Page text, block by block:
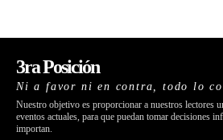
3ra Posición
Ni a favor ni en contra, todo lo
Nuestro objetivo es proporcionar a nuestros lectores
eventos actuales, para que puedan tomar decisiones
importan.